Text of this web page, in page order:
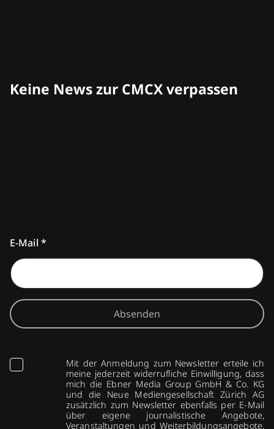
Keine News zur CMCX verpassen
E-Mail *
Absenden
Mit der Anmeldung zum Newsletter erteile ich
meine jederzeit widerrufliche Einwilligung, dass
mich die Ebner Media Group GmbH & Co. KG
und die Neue Mediengesellschaft Zürich AG
zusätzlich zum Newsletter ebenfalls per E-Mail
über eigene journalistische Angebote,
Veranstaltungen und Weiterbildungsangebote,